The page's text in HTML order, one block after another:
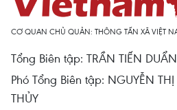
CƠ QUAN CHỦ QUẢN: THÔNG TẤN XÃ VIỆT
Tổng Biên tập: TRẦN TIẾN DUẨN
Phó Tổng Biên tập: NGUYỄN
THỦY